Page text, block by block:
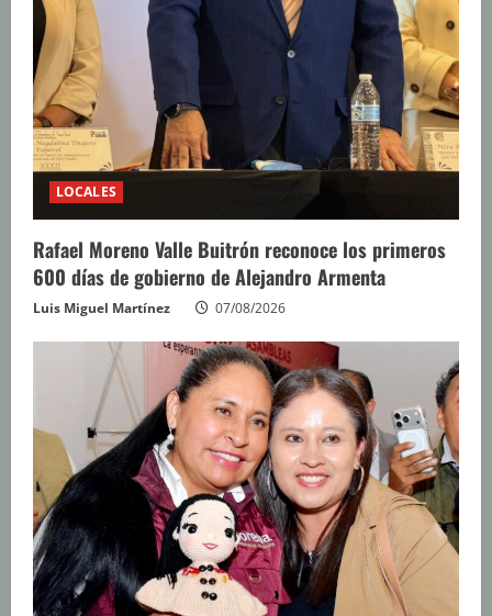
LOCALES
Rafael Moreno Valle Buitrón reconoce los primeros
600 días de gobierno de Alejandro Armenta
Luis Miguel Martínez 07/08/2026